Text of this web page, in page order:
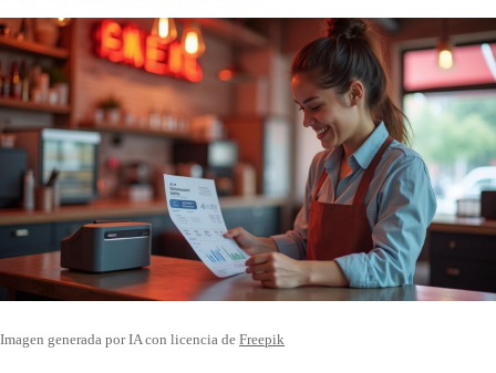
Imagen generada por IA con licencia de Freepik